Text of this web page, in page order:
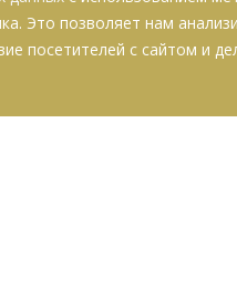
Это позволяет нам
посетителей с сайтом и